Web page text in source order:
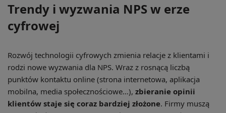
Trendy i wyzwania NPS w erze
cyfrowej
Rozwój technologii cyfrowych zmienia relacje z klientami i
rodzi nowe wyzwania dla NPS. Wraz z rosnącą liczbą
punktów kontaktu online (strona internetowa, aplikacja
mobilna, media społecznościowe…), zbieranie opinii
klientów staje się coraz bardziej złożone. Firmy muszą